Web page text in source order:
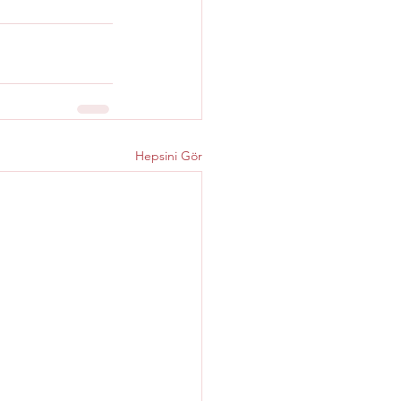
Hepsini Gör